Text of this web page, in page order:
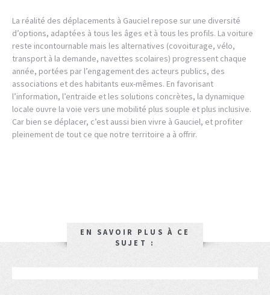
La réalité des déplacements à Gauciel repose sur une diversité
d’options, adaptées à tous les âges et à tous les profils. La voiture
reste incontournable mais les alternatives (covoiturage, vélo,
transport à la demande, navettes scolaires) progressent chaque
année, portées par l’engagement des acteurs publics, des
associations et des habitants eux-mêmes. En favorisant
l’information, l’entraide et les solutions concrètes, la dynamique
locale ouvre la voie vers une mobilité plus souple et plus inclusive.
Car bien se déplacer, c’est aussi bien vivre à Gauciel, et profiter
pleinement de tout ce que notre territoire a à offrir.
EN SAVOIR PLUS À CE
SUJET :